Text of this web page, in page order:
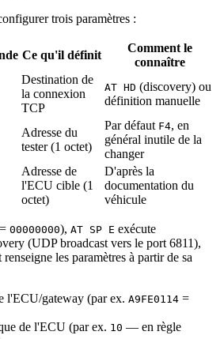
trois paramètres :
Ce qu'il définit
Comment le
connaître
Destination de
la connexion
TCP
AT HD (discovery) ou
définition manuelle
Adresse du
tester (1 octet)
Par défaut F4, en
général inutile de la
changer
Adresse de
l'ECU cible (1
octet)
D'après la
documentation du
véhicule
00000000), AT SP E exécute
(UDP broadcast vers le port 6811),
les paramètres à partir de sa
l'ECU/gateway (par ex. A9FE0114 =
de l'ECU (par ex. 10 — en règle